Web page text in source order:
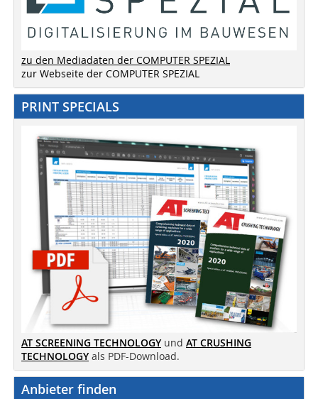
zu den Mediadaten der COMPUTER SPEZIAL
zur Webseite der COMPUTER SPEZIAL
PRINT SPECIALS
AT SCREENING TECHNOLOGY und AT CRUSHING
TECHNOLOGY als PDF-Download.
Anbieter finden